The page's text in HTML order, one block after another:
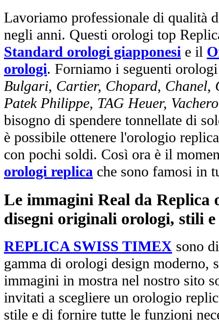
Lavoriamo professionale di qualità
negli anni. Questi orologi top
Standard orologi giapponesi e il
orologi. Forniamo i seguenti
Bulgari, Cartier, Chopard, Chanel,
Patek Philippe, TAG Heuer,
bisogno di spendere tonnellate di
è possibile ottenere l'orologio
con pochi soldi. Così ora è il
orologi replica che sono famosi in
Le immagini Real da Replica
disegni originali orologi, stili
REPLICA SWISS TIMEX sono
gamma di orologi design moderno,
immagini in mostra nel nostro sito
invitati a scegliere un orologio
stile e di fornire tutte le funzioni